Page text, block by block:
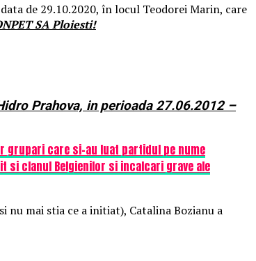
de 29.10.2020, în locul Teodorei Marin, care
SA Ploiesti!
Prahova, in perioada 27.06.2012 –
grupari care si-au luat partidul pe nume
clanul Belgienilor si incalcari grave ale
nu mai stia ce a initiat), Catalina Bozianu a